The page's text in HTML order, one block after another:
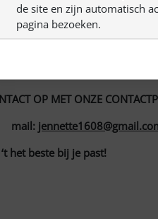
gewoon horen van elkaar
leren……..
lachen en soms samen
OP MET ONZE
mail:
het beste bij je past!
de site en zijn automatisch
pagina bezoeken.